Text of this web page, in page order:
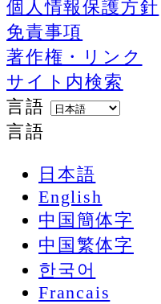
個人情報保護方針
免責事項
著作権・リンク
サイト内検索
言語
言語
日本語
English
中国簡体字
中国繁体字
한국어
Francais